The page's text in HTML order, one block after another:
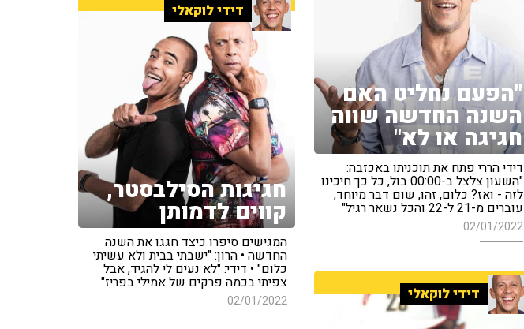
"הפעם נחליט האם
השנה החדשה שווה
חגיגה או לא"
דידי הררי פתח את תוכניתו באכזבה:
"השעון צלצל ב-00:00 בול, כל כך חיכינו
לזה - ואז? כלום, זהו, שום דבר מיוחד,
עוברים מ-21 ל-22 והכל נשאר רגיל"
02/01/2022
דידי לוקאלי
חגיגות הסילבסטר,
קווים לדמותן
המגישים סיפרו כיצד חגגו את השנה
החדשה • הרון: "ישבתי בבית ולא עשיתי
כלום" • דידי: "לא נעים לי להגיד, אבל
צפיתי בכמה פרקים של אמילי בפריז"
02/01/2022 דידי לוקאלי